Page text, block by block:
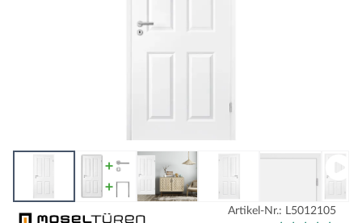
Artikel-Nr.: L5012105